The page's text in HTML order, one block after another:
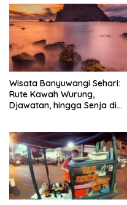
Wisata Banyuwangi Sehari:
Rute Kawah Wurung,
Djawatan, hingga Senja di